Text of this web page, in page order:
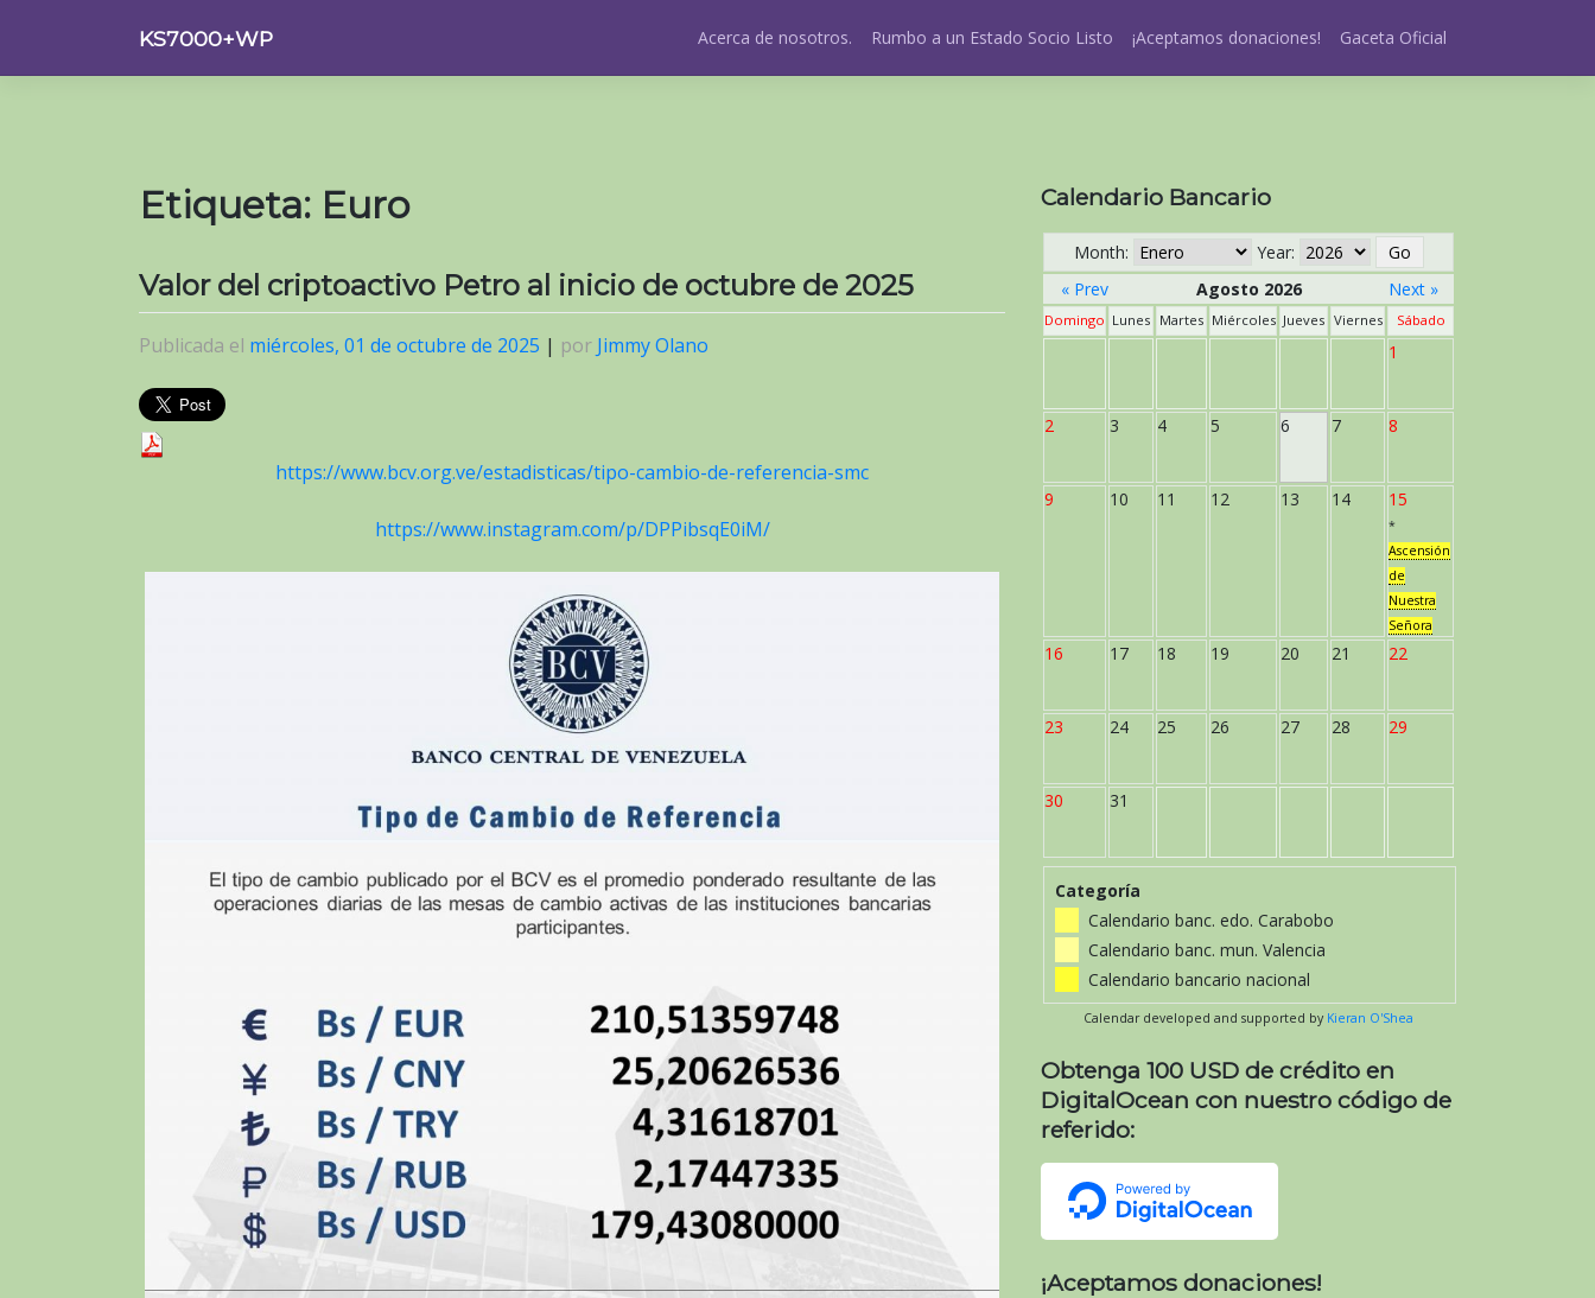
contenido
KS7000+WP Acerca de nosotros. Rumbo a un Estado Socio Listo ¡Aceptamos donaciones! Gaceta Oficial
Etiqueta: Euro
Valor del criptoactivo Petro al inicio de octubre de 2025
Publicada el miércoles, 01 de octubre de 2025 | por Jimmy Olano
https://www.bcv.org.ve/estadisticas/tipo-cambio-de-referencia-smc
https://www.instagram.com/p/DPPibsqE0iM/
Calendario Bancario
Month:
Year:
« Prev
Agosto 2026 Next »
Domingo Lunes Martes Miércoles Jueves Viernes Sábado
1
2 3 4 5 6 7 8
9 10 11 12 13 14 15
*
Ascensión
de
Nuestra
Señora
16 17 18 19 20 21 22
23 24 25 26 27 28 29
30 31
Categoría
Calendario banc. edo. Carabobo
Calendario banc. mun. Valencia
Calendario bancario nacional
Calendar developed and supported by Kieran O'Shea
Obtenga 100 USD de crédito en
DigitalOcean con nuestro código de
referido:
¡Aceptamos donaciones!